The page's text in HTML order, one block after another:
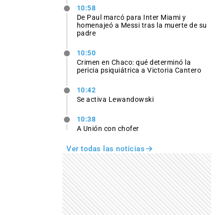
10:58
De Paul marcó para Inter Miami y
homenajeó a Messi tras la muerte de su
padre
10:50
Crimen en Chaco: qué determinó la
pericia psiquiátrica a Victoria Cantero
10:42
Se activa Lewandowski
10:38
A Unión con chofer
Ver todas las noticias